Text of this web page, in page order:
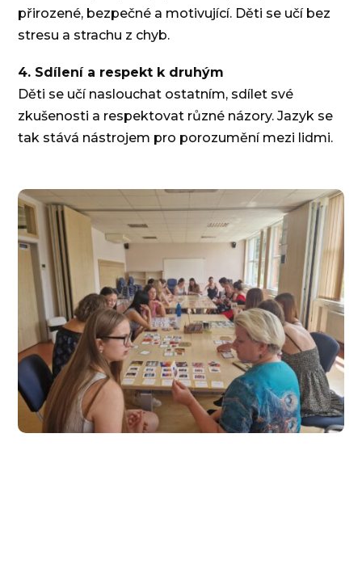
přirozené, bezpečné a motivující. Děti se učí bez
stresu a strachu z chyb.
4. Sdílení a respekt k druhým
Děti se učí naslouchat ostatním, sdílet své
zkušenosti a respektovat různé názory. Jazyk se
tak stává nástrojem pro porozumění mezi lidmi.